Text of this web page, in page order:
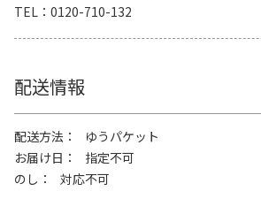
TEL
0120-710-132
配送情報
配送方法
ゆうパケット
お届け日
指定不可
のし
対応不可